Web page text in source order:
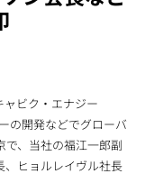
ビク・エナジー
の開発などでグローバ
で、当社の福江一郎副
ヒョルレイヴル社長